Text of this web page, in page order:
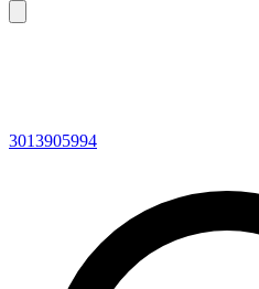
3013905994